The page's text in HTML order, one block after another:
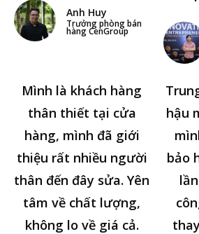
Anh Huy
Trưởng phòng bán
hàng CenGroup
Mình là khách hàng
thân thiết tại cửa
hàng, mình đã giới
thiệu rất nhiều người
thân đến đây sửa. Yên
tâm về chất lượng,
không lo về giá cả.
hậu
bảo